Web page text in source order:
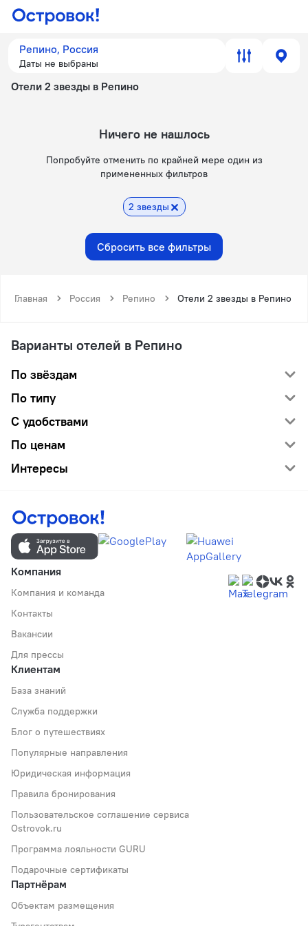
Репино, Россия
Даты не выбраны
Отели 2 звезды в Репино
Ничего не нашлось
Попробуйте отменить по крайней мере один из
примененных фильтров
2 звезды
Сбросить все фильтры
Главная Россия Репино Отели 2 звезды в Репино
Варианты отелей в Репино
По звёздам
По типу
С удобствами
По ценам
Интересы
Компания
Компания и команда
Контакты
Вакансии
Для прессы
Клиентам
База знаний
Служба поддержки
Блог о путешествиях
Популярные направления
Юридическая информация
Правила бронирования
Пользовательское соглашение сервиса
Ostrovok.ru
Программа лояльности GURU
Подарочные сертификаты
Партнёрам
Объектам размещения